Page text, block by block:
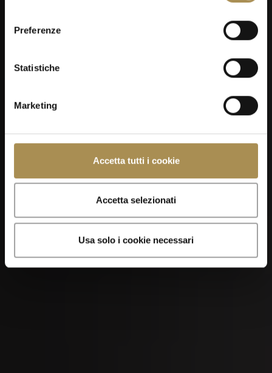
Preferenze
Statistiche
Marketing
Accetta tutti i cookie
Accetta selezionati
Usa solo i cookie necessari